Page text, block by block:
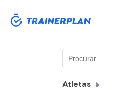
Atletas